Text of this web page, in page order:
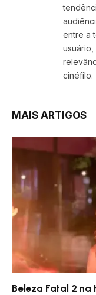
entre a
cinéfilo.
MAIS ARTIGOS
Beleza Fatal 2 na